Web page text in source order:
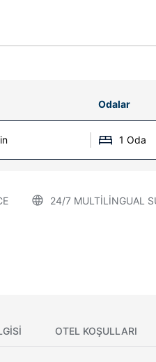
Odalar
1 Oda
24/7 MULTILINGUAL
OTEL KOŞULLARI